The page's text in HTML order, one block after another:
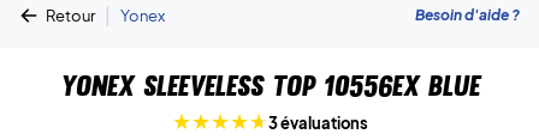
Retour | Yonex Besoin d'aide ?
Yonex Sleeveless Top 10556EX Blue
3 évaluations